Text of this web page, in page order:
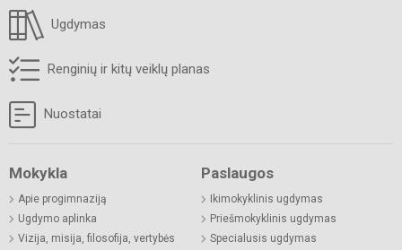
Ugdymas
Renginių ir kitų veiklų planas
Nuostatai
Mokykla
Apie progimnaziją
Ugdymo aplinka
Vizija, misija, filosofija, vertybės
Paslaugos
Ikimokyklinis ugdymas
Priešmokyklinis ugdymas
Specialusis ugdymas